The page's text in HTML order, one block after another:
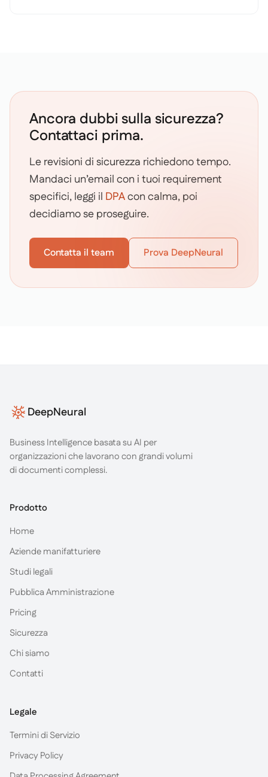
Ancora dubbi sulla sicurezza?
Contattaci prima.
Le revisioni di sicurezza richiedono tempo.
Mandaci un’email con i tuoi requirement
specifici, leggi il DPAcon calma, poi
decidiamo se proseguire.
Contatta il team Prova DeepNeural
DeepNeural
Business Intelligence basata su AI per
organizzazioni che lavorano con grandi volumi
di documenti complessi.
Prodotto
Home
Aziende manifatturiere
Studi legali
Pubblica Amministrazione
Pricing
Sicurezza
Chi siamo
Contatti
Legale
Termini di Servizio
Privacy Policy